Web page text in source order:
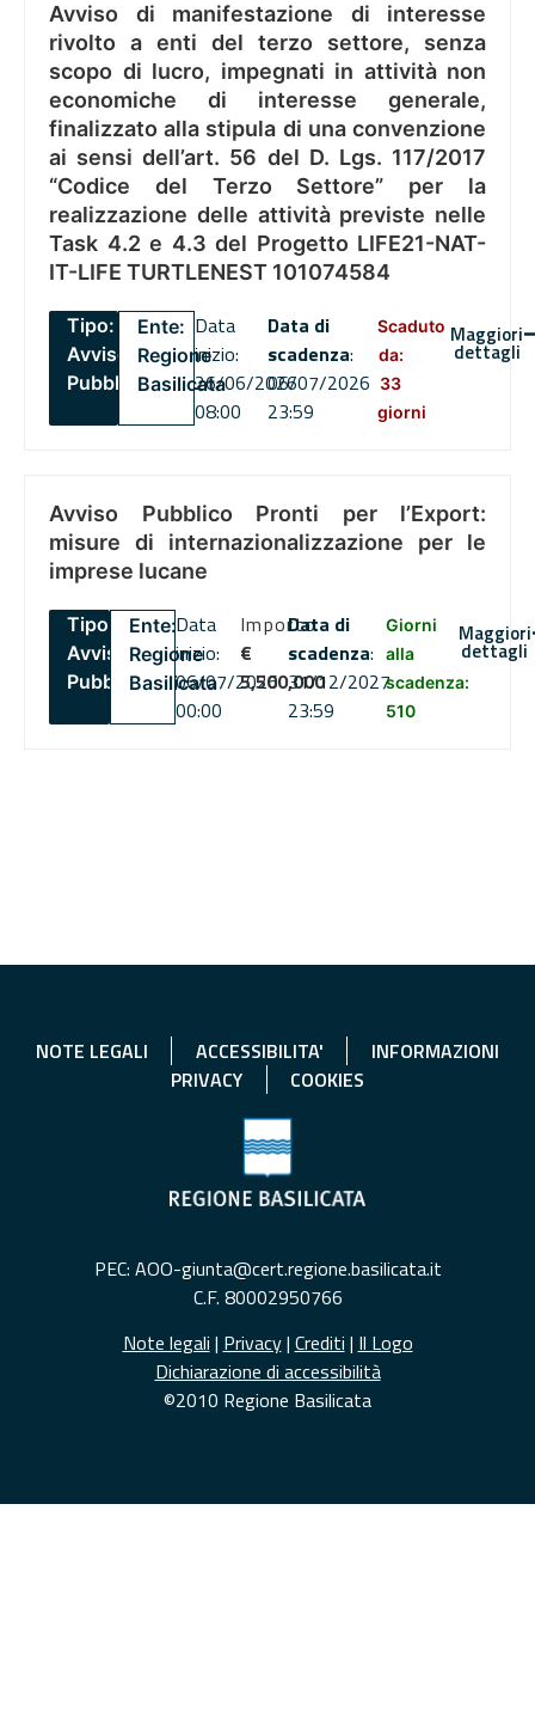
Avviso di manifestazione di interesse
rivolto a enti del terzo settore, senza
scopo di lucro, impegnati in attività non
economiche di interesse generale,
finalizzato alla stipula di una convenzione
ai sensi dell’art. 56 del D. Lgs. 117/2017
“Codice del Terzo Settore” per la
realizzazione delle attività previste nelle
Task 4.2 e 4.3 del Progetto LIFE21-NAT-
IT-LIFE TURTLENEST 101074584
Tipo:
Avviso
Pubblico
Ente:
Regione
Basilicata
Data
inizio:
26/06/2026
08:00
Data di
scadenza:
06/07/2026
23:59
Scaduto
da:
33
giorni
Maggiori
dettagli
Avviso Pubblico Pronti per l’Export:
misure di internazionalizzazione per le
imprese lucane
Tipo:
Avviso
Pubblico
Ente:
Regione
Basilicata
Data
inizio:
06/07/2026
00:00
Importo
€
5,500,000
Data di
scadenza:
31/12/2027
23:59
Giorni
alla
scadenza:
510
Maggiori
dettagli
NOTE LEGALI ACCESSIBILITA'
INFORMAZIONI
PRIVACY
COOKIES
PEC: AOO-giunta@cert.regione.basilicata.it
C.F. 80002950766
Note legali | Privacy| Crediti | Il Logo
Dichiarazione di accessibilità
©2010 Regione Basilicata